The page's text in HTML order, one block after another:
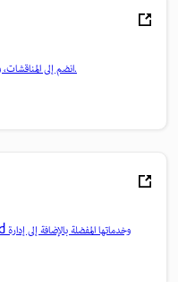
انضم إلى المناقشات، واعثر على الإجابات، وتعلم من الخبراء، وشارك معرفتك.